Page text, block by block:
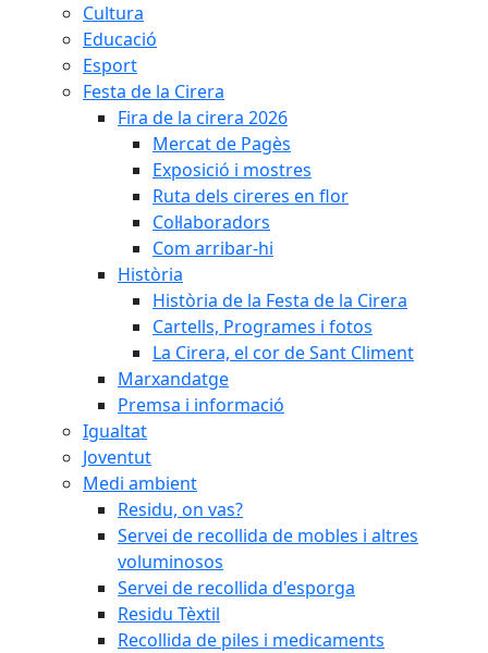
Cultura
Educació
Esport
Festa de la Cirera
Fira de la cirera 2026
Mercat de Pagès
Exposició i mostres
Ruta dels cireres en flor
Col·laboradors
Com arribar-hi
Història
Història de la Festa de la Cirera
Cartells, Programes i fotos
La Cirera, el cor de Sant Climent
Marxandatge
Premsa i informació
Igualtat
Joventut
Medi ambient
Residu, on vas?
Servei de recollida de mobles i altres
voluminosos
Servei de recollida d'esporga
Residu Tèxtil
Recollida de piles i medicaments